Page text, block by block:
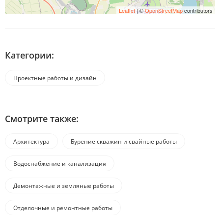
Leaflet| ©OpenStreetMapcontributors
Категории:
Проектные работы и дизайн
Смотрите также:
Архитектура Бурение скважин и свайные работы
Водоснабжение и канализация
Демонтажные и земляные работы
Отделочные и ремонтные работы